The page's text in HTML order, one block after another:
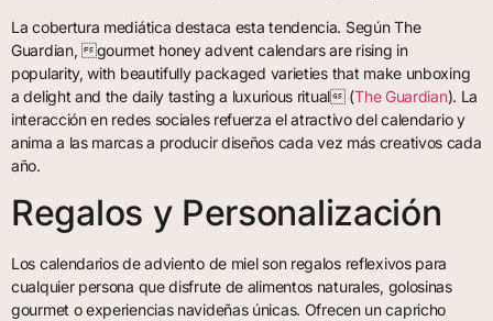
La cobertura mediática destaca esta tendencia. Según The
Guardian, gourmet honey advent calendars are rising in
popularity, with beautifully packaged varieties that make unboxing
a delight and the daily tasting a luxurious ritual (The Guardian). La
interacción en redes sociales refuerza el atractivo del calendario y
anima a las marcas a producir diseños cada vez más creativos cada
año.
Regalos y Personalización
Los calendarios de adviento de miel son regalos reflexivos para
cualquier persona que disfrute de alimentos naturales, golosinas
gourmet o experiencias navideñas únicas. Ofrecen un capricho